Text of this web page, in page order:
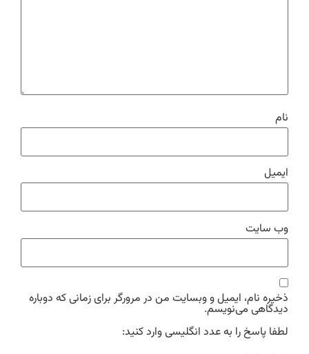
نام
ایمیل
وب‌ سایت
ذخیره نام، ایمیل و وبسایت من در مرورگر برای زمانی که دوباره
دیدگاهی می‌نویسم.
لطفا پاسخ را به عدد انگلیسی وارد کنید: